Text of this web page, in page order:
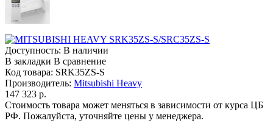
Доступность: В наличии
В закладки В сравнение
Код товара: SRK35ZS-S
Производитель: Mitsubishi Heavy
147 323 р.
Стоимость товара может меняться в зависимости от курса ЦБ
РФ. Пожалуйста, уточняйте цены у менеджера.